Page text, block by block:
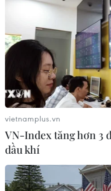
#Dòng chảy phương Bắc
Italy
vietnamplus.vn
VN-Index tăng hơn 3
dầu khí